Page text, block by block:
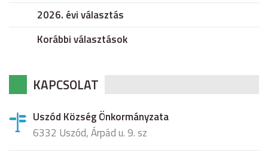
2026. évi választás
Korábbi választások
KAPCSOLAT
Uszód Község Önkormányzata
6332 Uszód, Árpád u. 9. sz